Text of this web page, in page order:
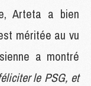
Arteta a bien
méritée au vu
a montré
le PSG, et